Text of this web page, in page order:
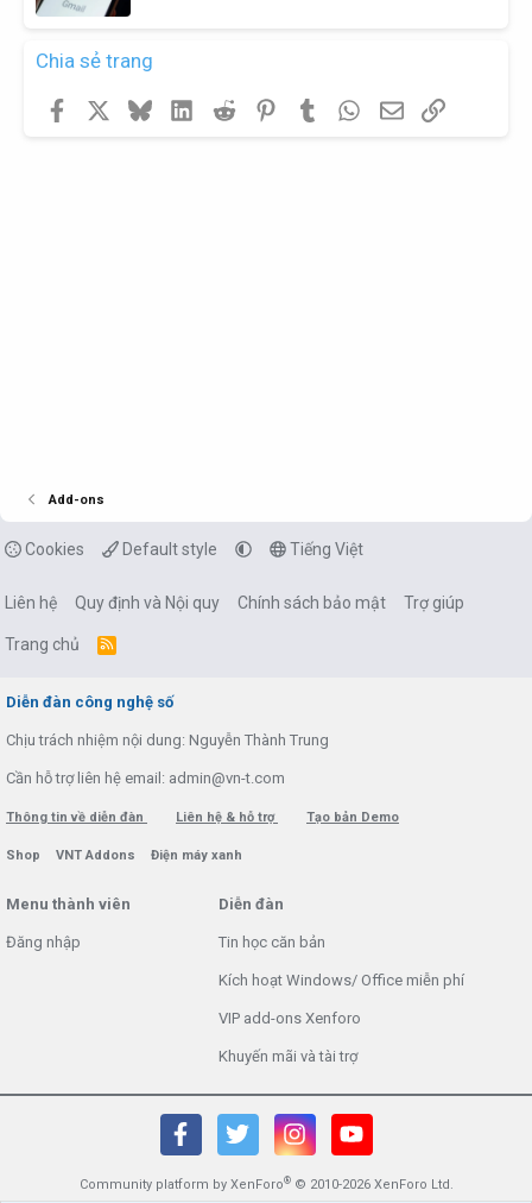
Chia sẻ trang
Facebook BlueskyLinkedInReddit PinterestTumblr WhatsApp
EmailLink
Add-ons
Cookies Default style Tiếng Việt
Liên hệ Quy định và Nội quy Chính sách bảo mật Trợ giúp
Trang chủ
R
Diễn đàn công nghệ số
Chịu trách nhiệm nội dung: Nguyễn Thành Trung
Cần hỗ trợ liên hệ email: admin@vn-t.com
Thông tin về diễn đàn Liên hệ & hỗ trợ Tạo bản Demo
Shop VNT Addons Điện máy xanh
Menu thành viên
Đăng nhập
Diễn đàn
Tin học căn bản
Kích hoạt Windows/ Office miễn phí
VIP add-ons Xenforo
Khuyến mãi và tài trợ
Community platform by XenForo® © 2010-2026 XenForo Ltd.